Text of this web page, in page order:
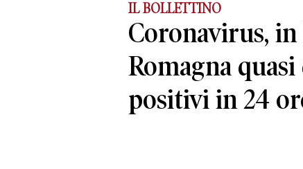
IL BOLLETTINO
Coronavirus,
Romagna
positivi in 24